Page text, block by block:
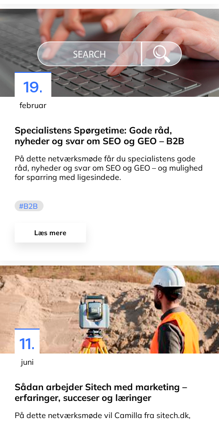
19.
februar
Specialistens Spørgetime: Gode råd,
nyheder og svar om SEO og GEO – B2B
På dette netværksmøde får du specialistens gode
råd, nyheder og svar om SEO og GEO – og mulighed
for sparring med ligesindede.
B2B
Læs mere
11.
juni
Sådan arbejder Sitech med marketing –
erfaringer, succeser og læringer
På dette netværksmøde vil Camilla fra sitech.dk,